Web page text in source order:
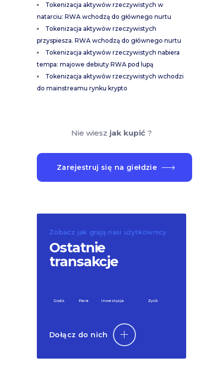
Tokenizacja aktywów rzeczywistych w
natarciu: RWA wchodzą do głównego nurtu
Tokenizacja aktywów rzeczywistych
przyspiesza. RWA wchodzą do głównego nurtu
Tokenizacja aktywów rzeczywistych nabiera
tempa: majowe debiuty RWA pod lupą
Tokenizacja aktywów rzeczywistych wchodzi
do mainstreamu rynku krypto
Nie wiesz jak kupić?
Zarejestruj się na giełdzie
Zobacz jak grają nasi użytkownicy
Ostatnie
transakcje
Godz. Para Inwestycja Zysk
Dołącz do nich